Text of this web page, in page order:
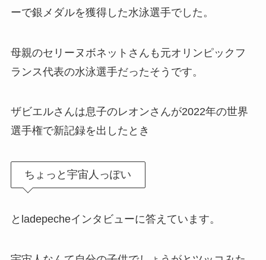
ーで銀メダルを獲得した水泳選手でした。
母親のセリーヌボネットさんも元オリンピックフ
ランス代表の水泳選手だったそうです。
ザビエルさんは息子のレオンさんが2022年の世界
選手権で新記録を出したとき
ちょっと宇宙人っぽい
とladepecheインタビューに答えています。